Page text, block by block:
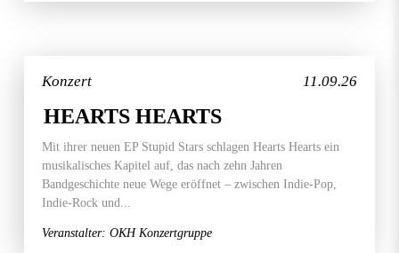
11.09.26
Konzert
HEARTS HEARTS
Mit ihrer neuen EP Stupid Stars schlagen Hearts Hearts ein
musikalisches Kapitel auf, das nach zehn Jahren
Bandgeschichte neue Wege eröffnet – zwischen Indie-Pop,
Indie-Rock und...
Veranstalter: OKH Konzertgruppe